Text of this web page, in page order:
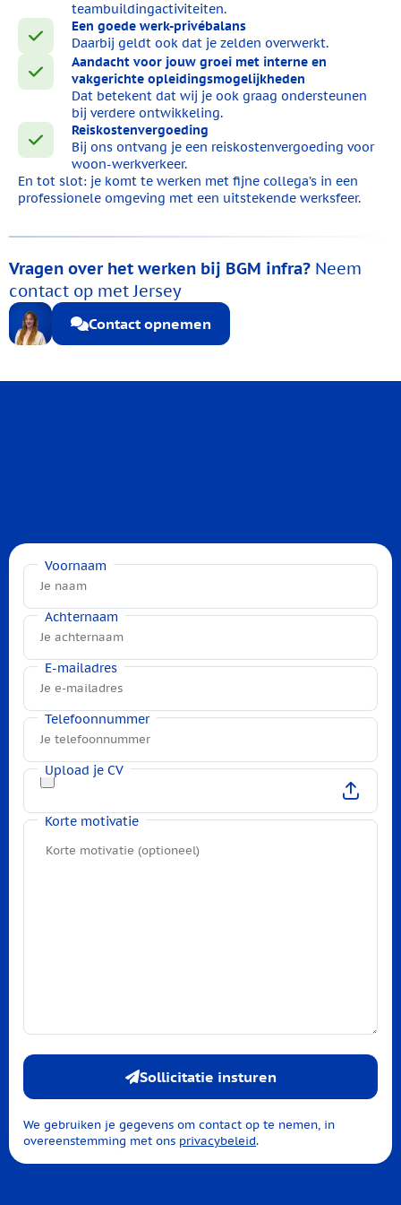
teambuildingactiviteiten.
Een goede werk-privébalans
Daarbij geldt ook dat je zelden overwerkt.
Aandacht voor jouw groei met interne en
vakgerichte opleidingsmogelijkheden
Dat betekent dat wij je ook graag ondersteunen
bij verdere ontwikkeling.
Reiskostenvergoeding
Bij ons ontvang je een reiskostenvergoeding voor
woon-werkverkeer.
En tot slot: je komt te werken met fijne collega’s in een
professionele omgeving met een uitstekende werksfeer.
Vragen over het werken bij BGM infra? Neem
contact op met Jersey
Contact opnemen
Voornaam
Achternaam
E-mailadres
Telefoonnummer
Upload je CV
Korte motivatie
Sollicitatie insturen
We gebruiken je gegevens om contact op te nemen, in
overeenstemming met ons privacybeleid.